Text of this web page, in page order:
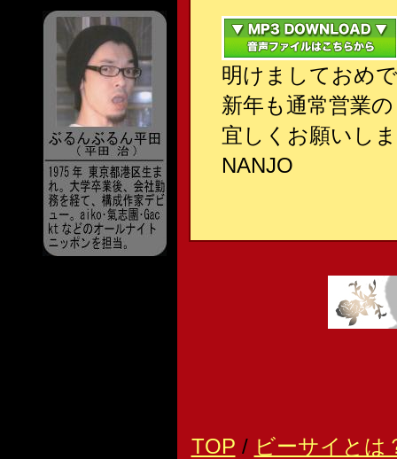
明けましておめ
新年も通常営業
宜しくお願いし
NANJO
TOP / ビーサイとは